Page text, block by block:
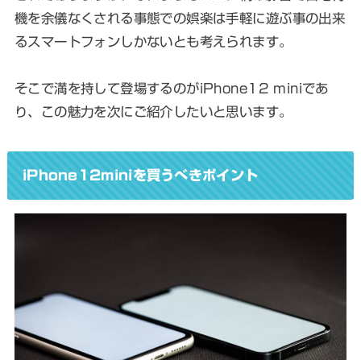
機を余儀なくされる事態での娯楽は手軽に遊ぶ事の出来
るスマートフォンしかないとも考えられます。
そこで満を持して登場するのがiPhone12 miniであ
り、この魅力を次にご紹介したいと思います。
iPhone12miniを買うべきポイント